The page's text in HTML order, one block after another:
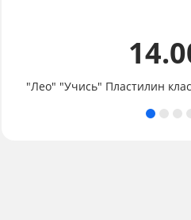
"Лео" "Учись" Пластилин